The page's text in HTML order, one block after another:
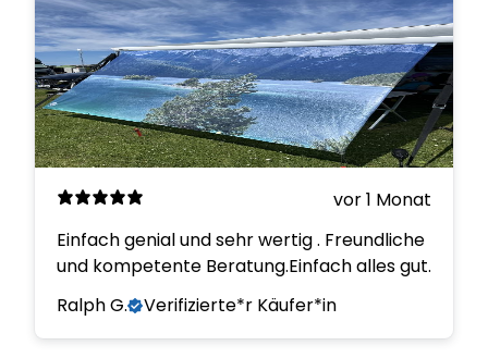
vor 1 Monat
Einfach genial und sehr wertig . Freundliche
und kompetente Beratung.Einfach alles gut.
Ralph G.
Verifizierte*r Käufer*in